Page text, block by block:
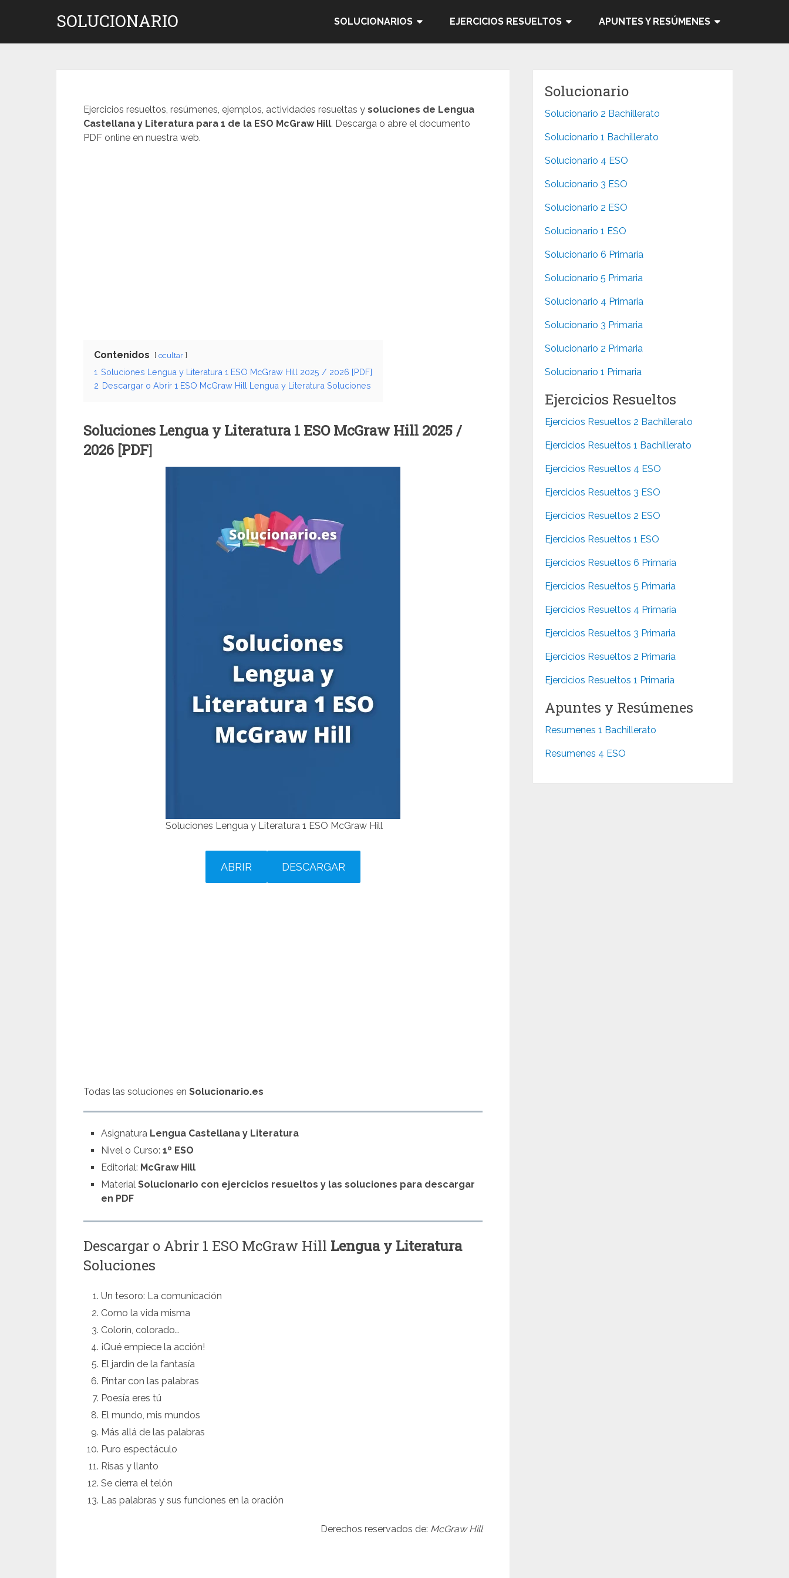
SOLUCIONARIO SOLUCIONARIOS EJERCICIOS RESUELTOS APUNTES Y RESÚMENES
Ejercicios resueltos, resúmenes, ejemplos, actividades resueltas y soluciones de Lengua
Castellana y Literatura para 1 de la ESO McGraw Hill. Descarga o abre el documento
PDF online en nuestra web.
Contenidos ocultar
1 Soluciones Lengua y Literatura 1 ESO McGraw Hill 2025 / 2026 [PDF]
2 Descargar o Abrir 1 ESO McGraw Hill Lengua y Literatura Soluciones
Soluciones Lengua y Literatura 1 ESO McGraw Hill 2025 /
2026 [PDF]
Soluciones Lengua y Literatura 1 ESO McGraw Hill
ABRIR DESCARGAR
Todas las soluciones en Solucionario.es
Asignatura Lengua Castellana y Literatura
Nivel o Curso:1º ESO
Editorial: McGraw Hill
MaterialSolucionario con ejercicios resueltos y las soluciones para descargar
en PDF
Descargar o Abrir 1 ESO McGraw Hill Lengua y Literatura
Soluciones
Un tesoro: La comunicación
Como la vida misma
Colorín, colorado…
¡Qué empiece la acción!
El jardín de la fantasía
Pintar con las palabras
Poesía eres tú
El mundo, mis mundos
Más allá de las palabras
Puro espectáculo
Risas y llanto
Se cierra el telón
Las palabras y sus funciones en la oración
Derechos reservados de: McGraw Hill
Solucionario
Solucionario 2 Bachillerato
Solucionario 1 Bachillerato
Solucionario 4 ESO
Solucionario 3 ESO
Solucionario 2 ESO
Solucionario 1 ESO
Solucionario 6 Primaria
Solucionario 5 Primaria
Solucionario 4 Primaria
Solucionario 3 Primaria
Solucionario 2 Primaria
Solucionario 1 Primaria
Ejercicios Resueltos
Ejercicios Resueltos 2 Bachillerato
Ejercicios Resueltos 1 Bachillerato
Ejercicios Resueltos 4 ESO
Ejercicios Resueltos 3 ESO
Ejercicios Resueltos 2 ESO
Ejercicios Resueltos 1 ESO
Ejercicios Resueltos 6 Primaria
Ejercicios Resueltos 5 Primaria
Ejercicios Resueltos 4 Primaria
Ejercicios Resueltos 3 Primaria
Ejercicios Resueltos 2 Primaria
Ejercicios Resueltos 1 Primaria
Apuntes y Resúmenes
Resumenes 1 Bachillerato
Resumenes 4 ESO